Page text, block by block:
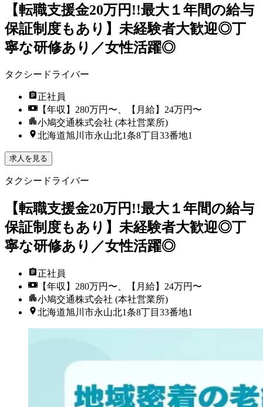
【転職支援金20万円!!最大１年間の給与
保証制度もあり】未経験者大歓迎◎丁
寧な研修あり／女性活躍◎
タクシードライバー
正社員
【年収】280万円〜、【月給】24万円〜
小鳩交通株式会社 (本社営業所)
北海道旭川市永山北1条8丁目33番地1
求人を見る
タクシードライバー
【転職支援金20万円!!最大１年間の給与
保証制度もあり】未経験者大歓迎◎丁
寧な研修あり／女性活躍◎
正社員
【年収】280万円〜、【月給】24万円〜
小鳩交通株式会社 (本社営業所)
北海道旭川市永山北1条8丁目33番地1